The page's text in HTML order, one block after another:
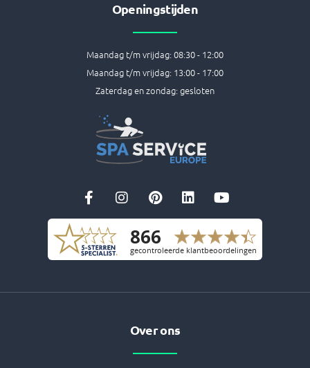
Openingstijden
Maandag t/m vrijdag: 08:30 - 12:00
Maandag t/m vrijdag: 13:00 - 17:00
Zaterdag en zondag: gesloten
F
a
c
e
b
o
-
I
n
s
g
m
P
i
n
t
e
r
t
L
i
n
e
d
o
u
u
b
Over ons